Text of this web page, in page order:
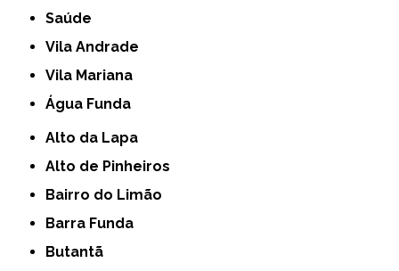
Saúde
Vila Andrade
Vila Mariana
Água Funda
Alto da Lapa
Alto de Pinheiros
Bairro do Limão
Barra Funda
Butantã